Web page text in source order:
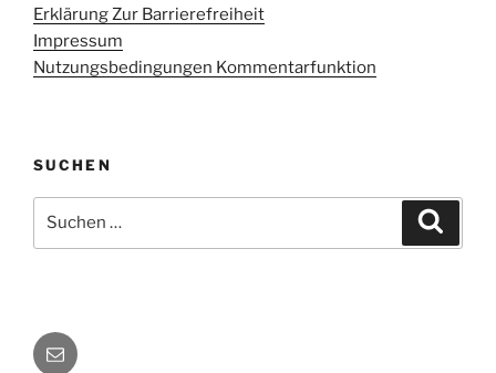
Erklärung Zur Barrierefreiheit
Impressum
Nutzungsbedingungen Kommentarfunktion
SUCHEN
nach:
E-